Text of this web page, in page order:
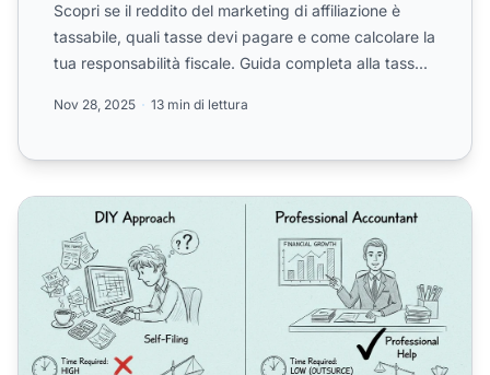
Scopri se il reddito del marketing di affiliazione è
tassabile, quali tasse devi pagare e come calcolare la
tua responsabilità fiscale. Guida completa alla tass...
Nov 28, 2025 13 min di lettura
Ho bisogno di un commercialista o di un consulente